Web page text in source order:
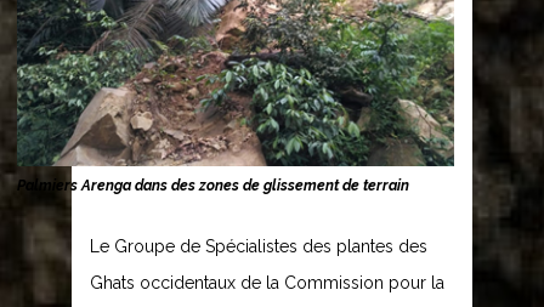
Palmiers Arenga dans des zones de glissement de terrain
Le Groupe de Spécialistes des plantes des
Ghats occidentaux de la Commission pour la